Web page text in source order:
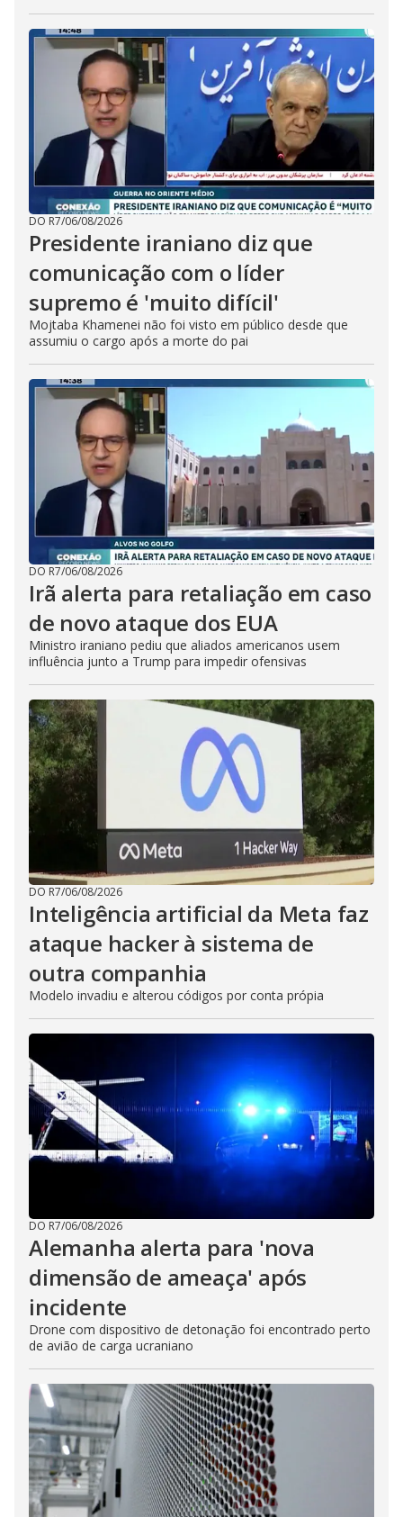
DO R7/06/08/2026
Presidente iraniano diz que
comunicação com o líder
supremo é 'muito difícil'
Mojtaba Khamenei não foi visto em público desde que
assumiu o cargo após a morte do pai
DO R7/06/08/2026
Irã alerta para retaliação em caso
de novo ataque dos EUA
Ministro iraniano pediu que aliados americanos usem
influência junto a Trump para impedir ofensivas
DO R7/06/08/2026
Inteligência artificial da Meta faz
ataque hacker à sistema de
outra companhia
Modelo invadiu e alterou códigos por conta própia
DO R7/06/08/2026
Alemanha alerta para 'nova
dimensão de ameaça' após
incidente
Drone com dispositivo de detonação foi encontrado perto
de avião de carga ucraniano